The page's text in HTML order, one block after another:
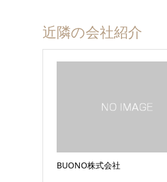
近隣の会社紹介
BUONO株式会社